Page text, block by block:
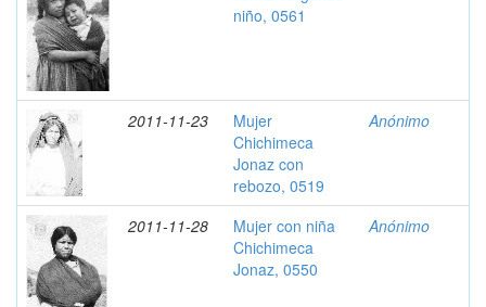
niño, 0561
2011-11-23
Mujer
Chichimeca
Jonaz con
rebozo, 0519
Anónimo
2011-11-28
Mujer con niña
Chichimeca
Jonaz, 0550
Anónimo